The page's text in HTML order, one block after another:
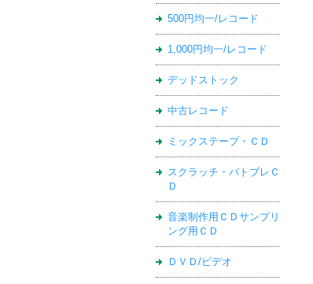
500円均一/レコード
1,000円均一/レコード
デッドストック
中古レコード
ミックステープ・ＣＤ
スクラッチ・バトブレＣ
Ｄ
音楽制作用ＣＤサンプリ
ング用ＣＤ
ＤＶＤ/ビデオ